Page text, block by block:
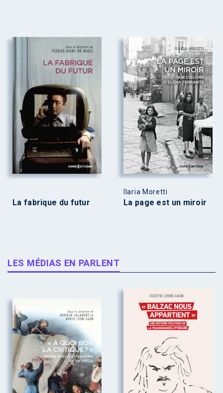
La fabrique du futur
Ilaria Moretti
La page est un miroir
LES MÉDIAS EN PARLENT